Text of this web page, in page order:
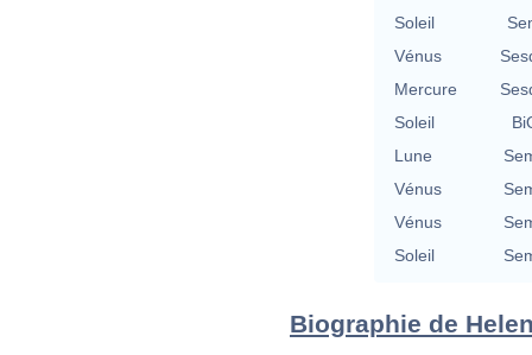
Soleil
Vénus
Mercure
Soleil
Lune
Vénus
Vénus
Soleil
Biographie de